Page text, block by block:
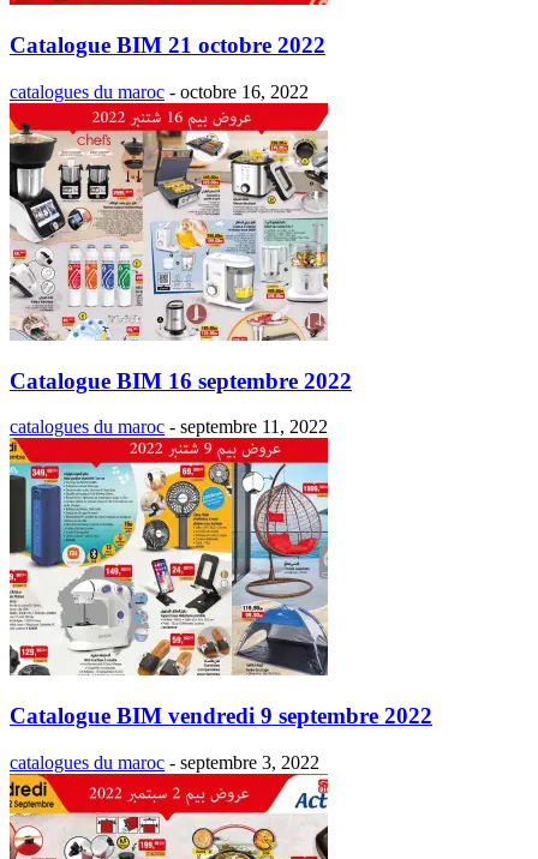
Catalogue BIM 21 octobre 2022
catalogues du maroc - octobre 16, 2022
Catalogue BIM 16 septembre 2022
catalogues du maroc - septembre 11, 2022
Catalogue BIM vendredi 9 septembre 2022
catalogues du maroc - septembre 3, 2022